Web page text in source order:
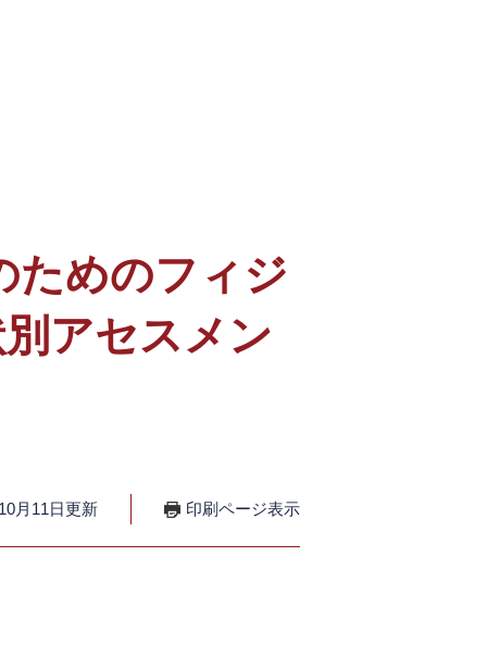
ためのフィジ
アセスメン
月11日更新 印刷ページ表示